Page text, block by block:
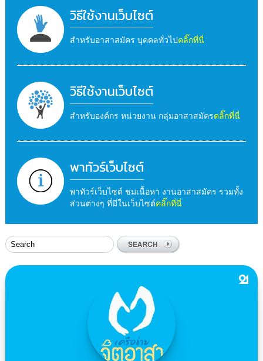
วิธีใช้งานเว็บไซต์
สำหรับอาสาสมัคร บุคคลทั่วไปคลิ๊กที่นี่
วิธีใช้งานเว็บไซต์
สำหรับองค์กร หน่วยงาน กลุ่มอาสาสมัครคลิ๊กที่นี่
พาทัวร์เว็บไซต์
พาทัวร์เว็บไซต์ ชมเนื้อหา งานอาสาสมัคร รวมทั้ง
ส่วนต่างๆ ที่มีในเว็บไซต์คลิ๊กที่นี่